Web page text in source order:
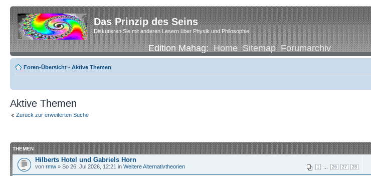
Das Prinzip des Seins
Diskutieren Sie mit anderen Lesern über Physik und Philosophie
Edition Mahag:Home Sitemap Forumarchiv
Foren-Übersicht • Aktive Themen
Aktive Themen
Zurück zur erweiterten Suche
THEMEN
Hilberts Hotel und Gabriels Horn
1 26 27 28
von rmw » So 26. Jul 2026, 12:21 in Weitere Alternativtheorien